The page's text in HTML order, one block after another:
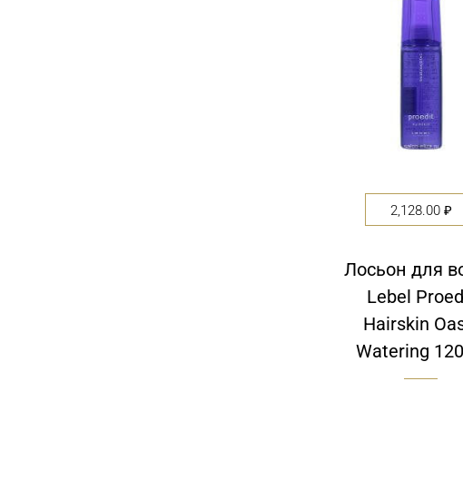
2,128.00 ₽
Лосьон для
Lebel
Hairskin
Watering